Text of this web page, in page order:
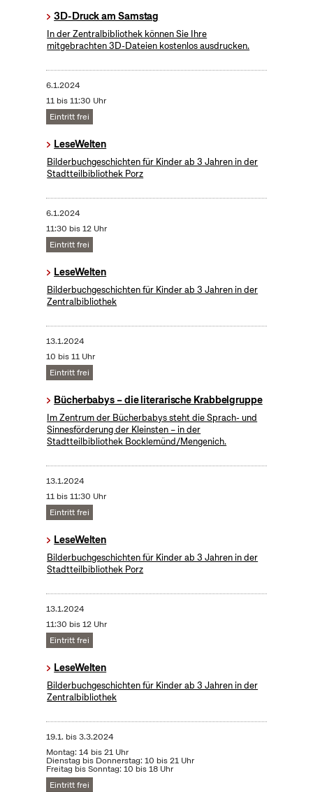
3D-Druck am Samstag
In der Zentralbibliothek können Sie Ihre
mitgebrachten 3D-Dateien kostenlos ausdrucken.
6.1.2024
11 bis 11:30 Uhr
Eintritt frei
LeseWelten
Bilderbuchgeschichten für Kinder ab 3 Jahren in der
Stadtteilbibliothek Porz
6.1.2024
11:30 bis 12 Uhr
Eintritt frei
LeseWelten
Bilderbuchgeschichten für Kinder ab 3 Jahren in der
Zentralbibliothek
13.1.2024
10 bis 11 Uhr
Eintritt frei
Bücherbabys – die literarische Krabbelgruppe
Im Zentrum der Bücherbabys steht die Sprach- und
Sinnesförderung der Kleinsten – in der
Stadtteilbibliothek Bocklemünd/Mengenich.
13.1.2024
11 bis 11:30 Uhr
Eintritt frei
LeseWelten
Bilderbuchgeschichten für Kinder ab 3 Jahren in der
Stadtteilbibliothek Porz
13.1.2024
11:30 bis 12 Uhr
Eintritt frei
LeseWelten
Bilderbuchgeschichten für Kinder ab 3 Jahren in der
Zentralbibliothek
19.1. bis3.3.2024
Montag: 14 bis 21 Uhr
Dienstag bis Donnerstag: 10 bis 21 Uhr
Freitag bis Sonntag: 10 bis 18 Uhr
Eintritt frei